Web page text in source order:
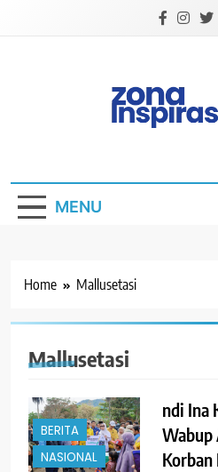
MENU
Home Mallusetasi
Mallusetasi
BERITA
NASIONAL
ndi Ina
Wabup
Korban